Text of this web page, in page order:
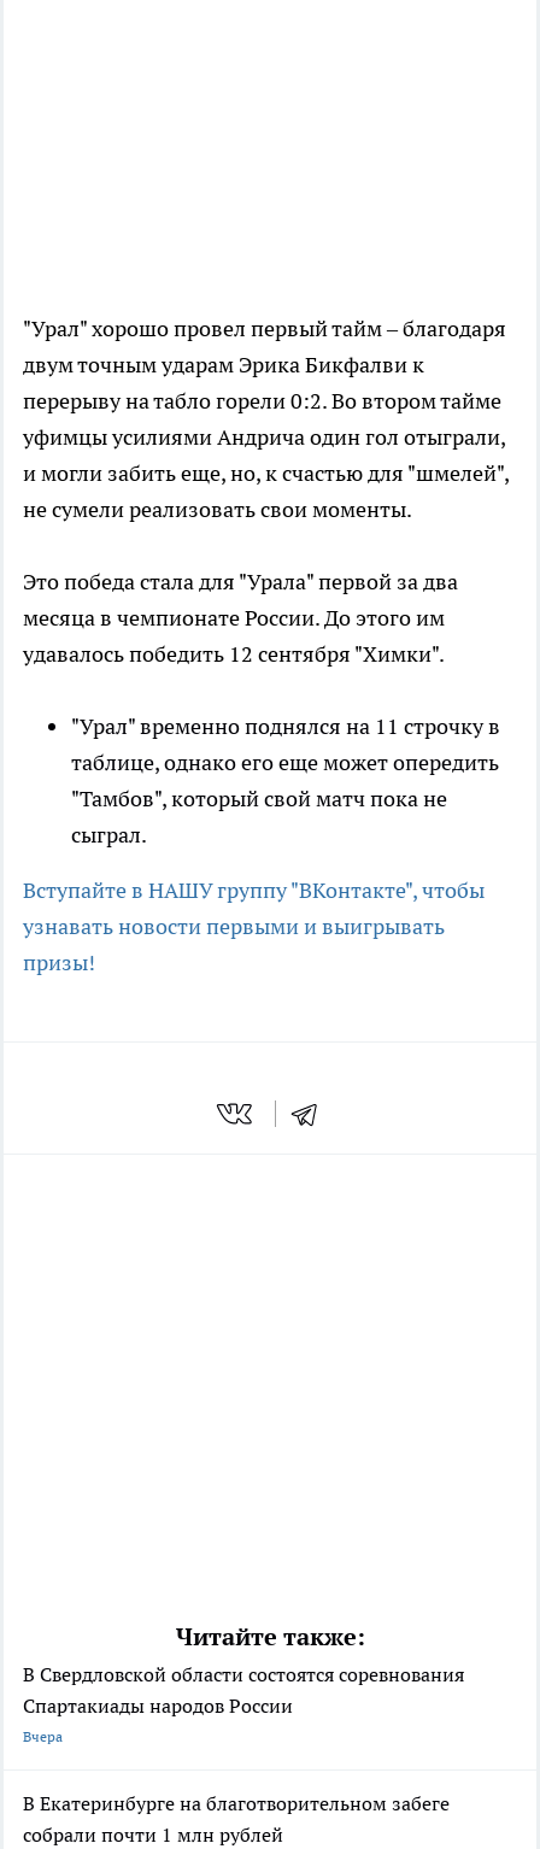
"Урал" хорошо провел первый тайм – благодаря
двум точным ударам Эрика Бикфалви к
перерыву на табло горели 0:2. Во втором тайме
уфимцы усилиями Андрича один гол отыграли,
и могли забить еще, но, к счастью для "шмелей",
не сумели реализовать свои моменты.
Это победа стала для "Урала" первой за два
месяца в чемпионате России. До этого им
удавалось победить 12 сентября "Химки".
"Урал" временно поднялся на 11 строчку в
таблице, однако его еще может опередить
"Тамбов", который свой матч пока не
сыграл.
Вступайте в НАШУ группу "ВКонтакте", чтобы
узнавать новости первыми и выигрывать
призы!
Читайте также:
В Свердловской области состоятся соревнования
Спартакиады народов России
Вчера
В Екатеринбурге на благотворительном забеге
собрали почти 1 млн рублей